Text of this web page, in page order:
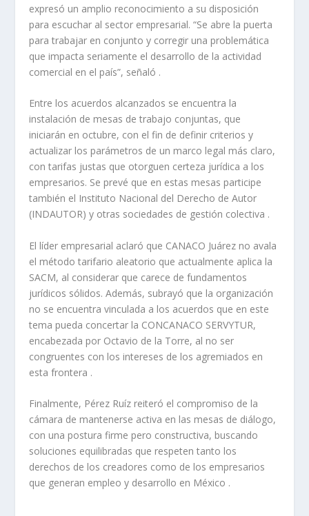
expresó un amplio reconocimiento a su disposición
para escuchar al sector empresarial. “Se abre la puerta
para trabajar en conjunto y corregir una problemática
que impacta seriamente el desarrollo de la actividad
comercial en el país”, señaló .
Entre los acuerdos alcanzados se encuentra la
instalación de mesas de trabajo conjuntas, que
iniciarán en octubre, con el fin de definir criterios y
actualizar los parámetros de un marco legal más claro,
con tarifas justas que otorguen certeza jurídica a los
empresarios. Se prevé que en estas mesas participe
también el Instituto Nacional del Derecho de Autor
(INDAUTOR) y otras sociedades de gestión colectiva .
El líder empresarial aclaró que CANACO Juárez no avala
el método tarifario aleatorio que actualmente aplica la
SACM, al considerar que carece de fundamentos
jurídicos sólidos. Además, subrayó que la organización
no se encuentra vinculada a los acuerdos que en este
tema pueda concertar la CONCANACO SERVYTUR,
encabezada por Octavio de la Torre, al no ser
congruentes con los intereses de los agremiados en
esta frontera .
Finalmente, Pérez Ruíz reiteró el compromiso de la
cámara de mantenerse activa en las mesas de diálogo,
con una postura firme pero constructiva, buscando
soluciones equilibradas que respeten tanto los
derechos de los creadores como de los empresarios
que generan empleo y desarrollo en México .